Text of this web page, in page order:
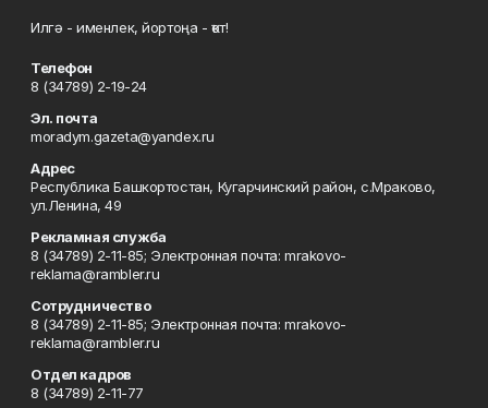
Илгә - именлек, йортоңа - ҡот!
Телефон
8 (34789) 2-19-24
Эл. почта
moradym.gazeta@yandex.ru
Адрес
Республика Башкортостан, Кугарчинский район, с.Мраково,
ул.Ленина, 49
Рекламная служба
8 (34789) 2-11-85; Электронная почта: mrakovo-
reklama@rambler.ru
Сотрудничество
8 (34789) 2-11-85; Электронная почта: mrakovo-
reklama@rambler.ru
Отдел кадров
8 (34789) 2-11-77